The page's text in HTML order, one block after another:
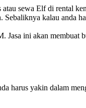
sewa Elf di rental
kalau anda
Jasa ini akan membuat
harus yakin dalam